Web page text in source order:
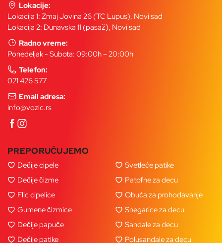
Lokacije:
Lokacija 1: Zmaj Jovina 26 (TC Lupus), Novi sad
Lokacija 2: Dunavska 11 (pasaž), Novi sad
Radno vreme:
Ponedeljak - Subota: 09:00h – 20:00h
Telefon:
021 426 577
Email adresa:
info@vozic.rs
PREPORUČUJEMO
Dečije cipele
Dečije čizme
Flic cipelice
Gumene čizmice
Dečije papuče
Dečije patike
Svetleće patike
Patofne za decu
Obuća za prohodavanje
Snegarice za decu
Sandale za decu
Polusandale za decu